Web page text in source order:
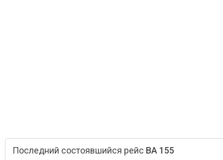
Последний состоявшийся рейс BA 155